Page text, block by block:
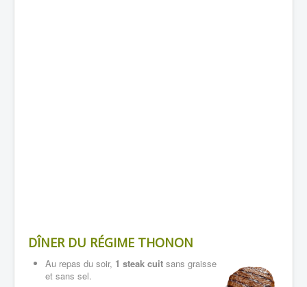
DÎNER DU RÉGIME THONON
Au repas du soir, 1 steak cuit sans graisse
et sans sel.